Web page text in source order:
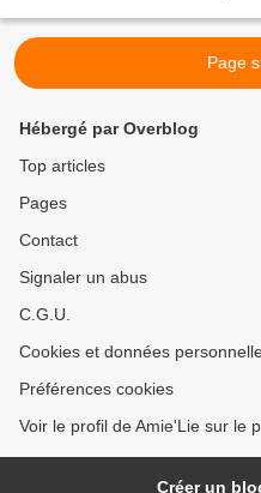
Page
Hébergé par Overblog
Top articles
Pages
Contact
Signaler un abus
C.G.U.
Cookies et données
Préférences cookies
Voir le profil de Amie'Lie sur le
Créer un